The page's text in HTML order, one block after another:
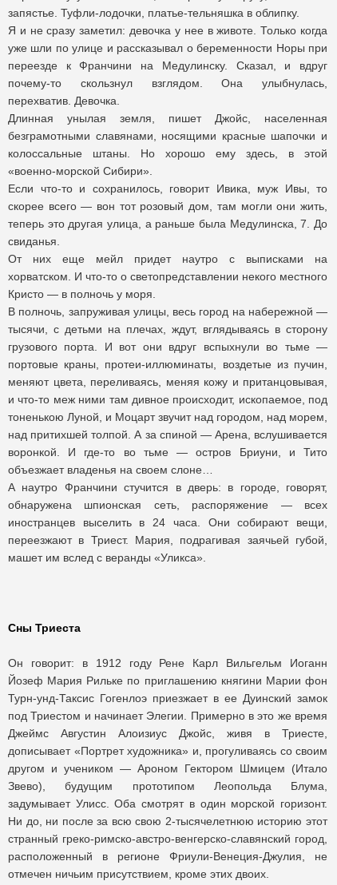
запястье. Туфли-лодочки, платье-тельняшка в облипку.
Я и не сразу заметил: девочка у нее в животе. Только когда
уже шли по улице и рассказывал о беременности Норы при
переезде к Франчини на Медулинску. Сказал, и вдруг
почему-то скользнул взглядом. Она улыбнулась,
перехватив. Девочка.
Длинная унылая земля, пишет Джойс, населенная
безграмотными славянами, носящими красные шапочки и
колоссальные штаны. Но хорошо ему здесь, в этой
«военно-морской Сибири».
Если что-то и сохранилось, говорит Ивика, муж Ивы, то
скорее всего — вон тот розовый дом, там могли они жить,
теперь это другая улица, а раньше была Медулинска, 7. До
свиданья.
От них еще мейл придет наутро с выписками на
хорватском. И что-то о светопредставлении некого местного
Кристо — в полночь у моря.
В полночь, запруживая улицы, весь город на набережной —
тысячи, с детьми на плечах, ждут, вглядываясь в сторону
грузового порта. И вот они вдруг вспыхнули во тьме —
портовые краны, протеи-иллюминаты, воздетые из пучин,
меняют цвета, переливаясь, меняя кожу и пританцовывая,
и что-то меж ними там дивное происходит, ископаемое, под
тоненькою Луной, и Моцарт звучит над городом, над морем,
над притихшей толпой. А за спиной — Арена, вслушивается
воронкой. И где-то во тьме — остров Бриуни, и Тито
объезжает владенья на своем слоне…
А наутро Франчини стучится в дверь: в городе, говорят,
обнаружена шпионская сеть, распоряжение — всех
иностранцев выселить в 24 часа. Они собирают вещи,
переезжают в Триест. Мария, подрагивая заячьей губой,
машет им вслед с веранды «Уликса».
Сны Триеста
Он говорит: в 1912 году Рене Карл Вильгельм Иоганн
Йозеф Мария Рильке по приглашению княгини Марии фон
Турн-унд-Таксис Гогенлоэ приезжает в ее Дуинский замок
под Триестом и начинает Элегии. Примерно в это же время
Джеймс Августин Алоизиус Джойс, живя в Триесте,
дописывает «Портрет художника» и, прогуливаясь со своим
другом и учеником — Ароном Гектором Шмицем (Итало
Звево), будущим прототипом Леопольда Блума,
задумывает Улисс. Оба смотрят в один морской горизонт.
Ни до, ни после за всю свою 2-тысячелетнюю историю этот
странный греко-римско-австро-венгерско-славянский город,
расположенный в регионе Фриули-Венеция-Джулия, не
отмечен ничьим присутствием, кроме этих двоих.